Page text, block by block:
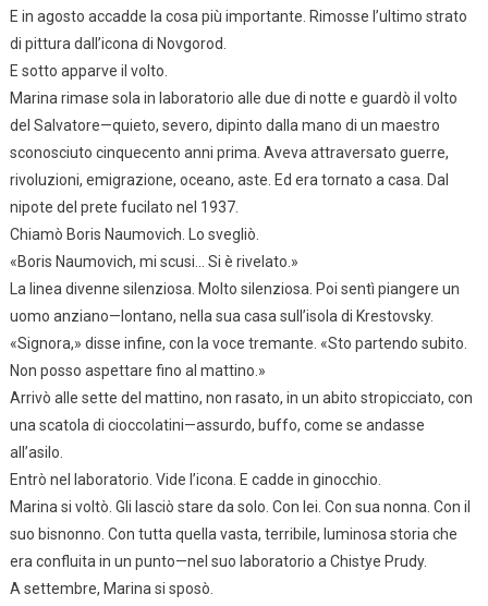
E in agosto accadde la cosa più importante. Rimosse l’ultimo strato
di pittura dall’icona di Novgorod.
E sotto apparve il volto.
Marina rimase sola in laboratorio alle due di notte e guardò il volto
del Salvatore—quieto, severo, dipinto dalla mano di un maestro
sconosciuto cinquecento anni prima. Aveva attraversato guerre,
rivoluzioni, emigrazione, oceano, aste. Ed era tornato a casa. Dal
nipote del prete fucilato nel 1937.
Chiamò Boris Naumovich. Lo svegliò.
«Boris Naumovich, mi scusi… Si è rivelato.»
La linea divenne silenziosa. Molto silenziosa. Poi sentì piangere un
uomo anziano—lontano, nella sua casa sull’isola di Krestovsky.
«Signora,» disse infine, con la voce tremante. «Sto partendo subito.
Non posso aspettare fino al mattino.»
Arrivò alle sette del mattino, non rasato, in un abito stropicciato, con
una scatola di cioccolatini—assurdo, buffo, come se andasse
all’asilo.
Entrò nel laboratorio. Vide l’icona. E cadde in ginocchio.
Marina si voltò. Gli lasciò stare da solo. Con lei. Con sua nonna. Con il
suo bisnonno. Con tutta quella vasta, terribile, luminosa storia che
era confluita in un punto—nel suo laboratorio a Chistye Prudy.
A settembre, Marina si sposò.